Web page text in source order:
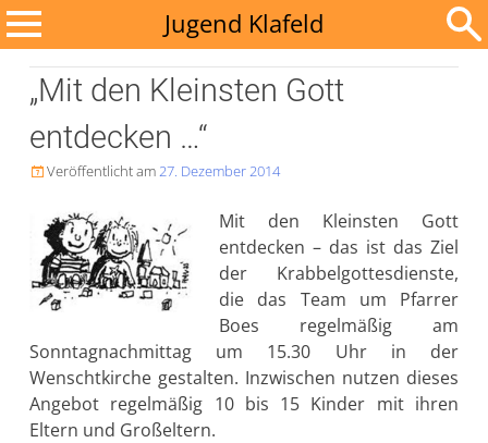
Zum
Inhalt
springen
Jugend Klafeld
Suchen
nach:„Mit den Kleinsten Gott
entdecken …“
Veröffentlicht am27. Dezember 2014
Mit den Kleinsten Gott
entdecken ­– das ist das Ziel
der Krabbelgottesdienste,
die das Team um Pfarrer
Boes regelmäßig am
Sonntagnachmittag um 15.30 Uhr in der
Wenschtkirche gestalten. Inzwischen nutzen dieses
Angebot regelmäßig 10 bis 15 Kinder mit ihren
Eltern und Großeltern.